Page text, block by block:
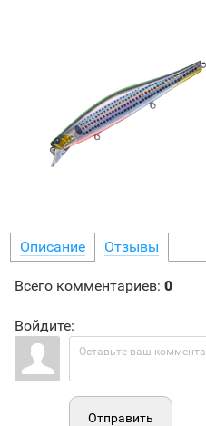
Описание Отзывы
Всего комментариев: 0
Войдите:
Отправить